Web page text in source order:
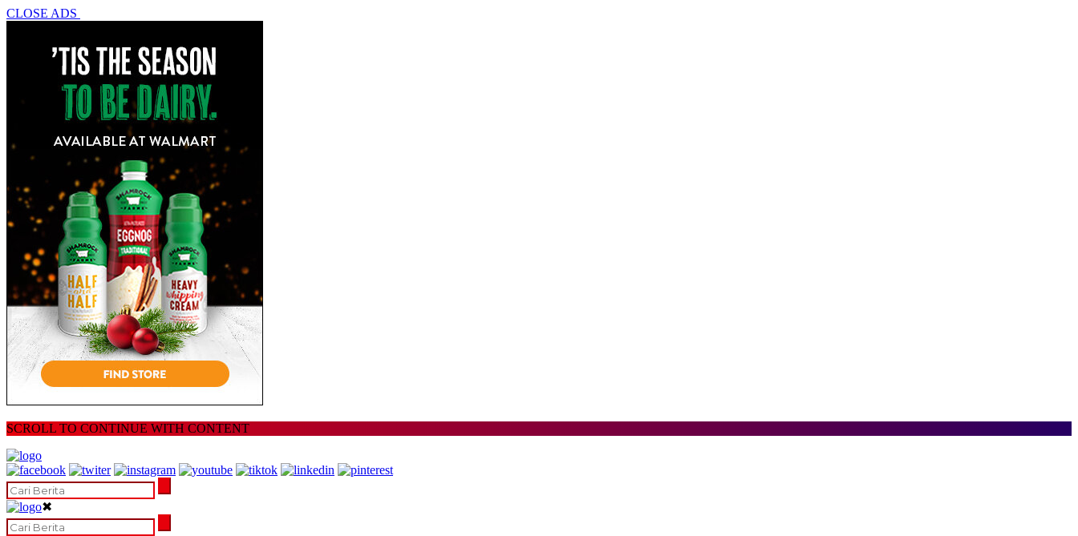
CLOSE ADS
SCROLL TO CONTINUE WITH CONTENT
✖